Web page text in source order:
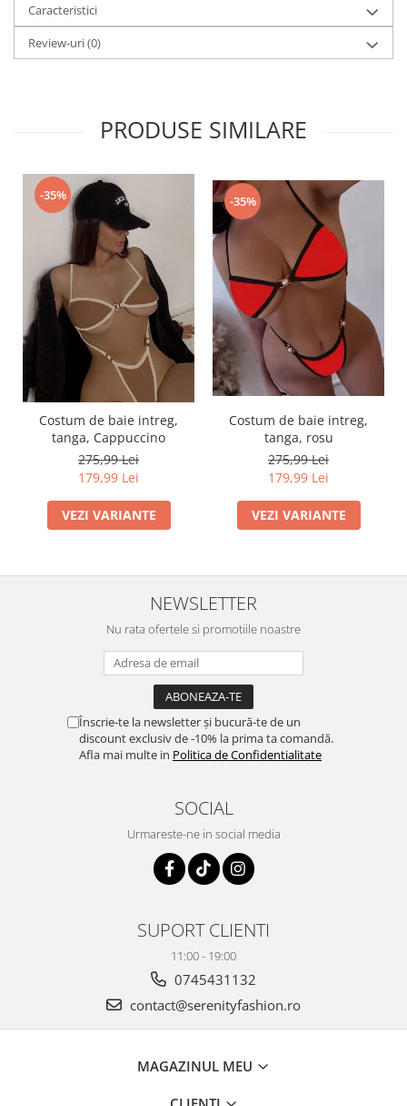
Caracteristici
Review-uri(0)
PRODUSE SIMILARE
-35%
Costum de baie intreg,
tanga, Cappuccino
275,99 Lei
179,99 Lei
VEZI VARIANTE
-35%
Costum de baie intreg,
tanga, rosu
275,99 Lei
179,99 Lei
VEZI VARIANTE
NEWSLETTER
Nu rata ofertele si promotiile noastre
Înscrie-te la newsletter și bucură-te de un
discount exclusiv de -10% la prima ta comandă.
Afla mai multe in Politica de Confidentialitate
SOCIAL
Urmareste-ne in social media
SUPORT CLIENTI
11:00 - 19:00
0745431132
contact@serenityfashion.ro
MAGAZINUL MEU